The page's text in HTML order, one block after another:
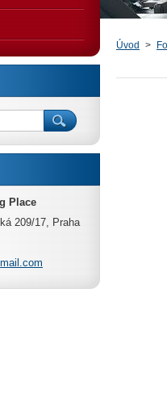
Úvod >
Place
209/17, Praha
il.com